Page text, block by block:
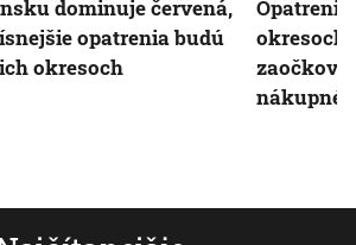
dominuje červená,
opatrenia budú
okresoch
okresoch:
nákupné